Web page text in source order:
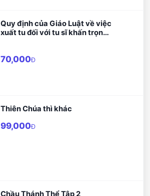
Quy định của Giáo Luật về việc
xuất tu đối với tu sĩ khấn trọn
70,000Đ
Thiên Chúa thì khác
99,000Đ
Chầu Thánh Thể Tập 2